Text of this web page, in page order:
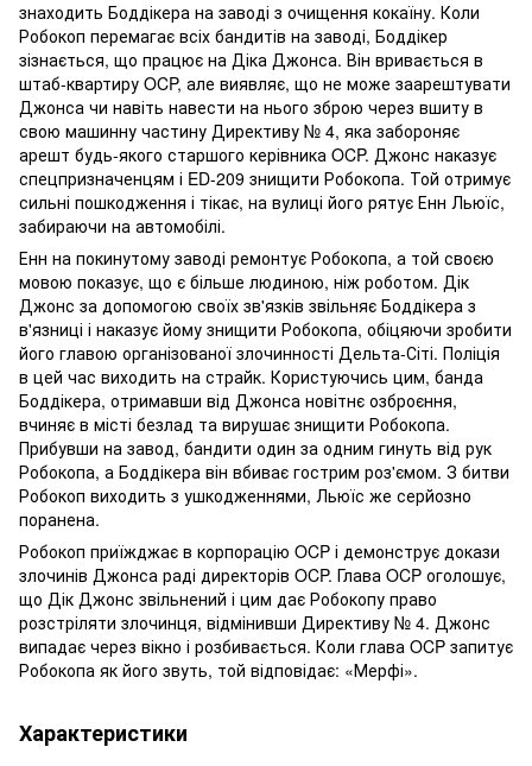
знаходить Боддікера на заводі з очищення кокаїну. Коли
Робокоп перемагає всіх бандитів на заводі, Боддікер
зізнається, що працює на Діка Джонса. Він вривається в
штаб-квартиру OCP, але виявляє, що не може заарештувати
Джонса чи навіть навести на нього зброю через вшиту в
свою машинну частину Директиву № 4, яка забороняє
арешт будь-якого старшого керівника OCP. Джонс наказує
спецпризначенцям і ED-209 знищити Робокопа. Той отримує
сильні пошкодження і тікає, на вулиці його рятує Енн Льюїс,
забираючи на автомобілі.
Енн на покинутому заводі ремонтує Робокопа, а той своєю
мовою показує, що є більше людиною, ніж роботом. Дік
Джонс за допомогою своїх зв'язків звільняє Боддікера з
в'язниці і наказує йому знищити Робокопа, обіцяючи зробити
його главою організованої злочинності Дельта-Сіті. Поліція
в цей час виходить на страйк. Користуючись цим, банда
Боддікера, отримавши від Джонса новітнє озброєння,
вчиняє в місті безлад та вирушає знищити Робокопа.
Прибувши на завод, бандити один за одним гинуть від рук
Робокопа, а Боддікера він вбиває гострим роз'ємом. З битви
Робокоп виходить з ушкодженнями, Льюїс же серйозно
поранена.
Робокоп приїжджає в корпорацію OCP і демонструє докази
злочинів Джонса раді директорів OCP. Глава OCP оголошує,
що Дік Джонс звільнений і цим дає Робокопу право
розстріляти злочинця, відмінивши Директиву № 4. Джонс
випадає через вікно і розбивається. Коли глава OCP запитує
Робокопа як його звуть, той відповідає: «Мерфі».
Характеристики